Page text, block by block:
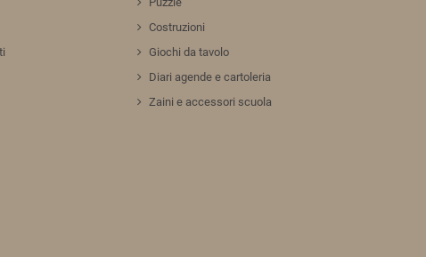
Costruzioni
Giochi da tavolo
Diari agende e cartoleria
Zaini e accessori scuola